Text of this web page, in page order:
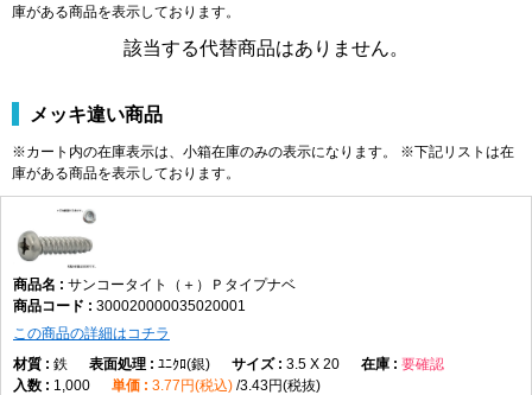
庫がある商品を表示しております。
該当する代替商品はありません。
メッキ違い商品
※カート内の在庫表示は、小箱在庫のみの表示になります。 ※下記リストは在
庫がある商品を表示しております。
サンコータイト（＋）Ｐタイプナベ
300020000035020001
この商品の詳細はコチラ
鉄
ﾕﾆｸﾛ(銀) 3.5 X 20
要確認
1,000
3.77円(税込) 3.43円(税抜)